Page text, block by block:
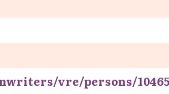
vre/persons/